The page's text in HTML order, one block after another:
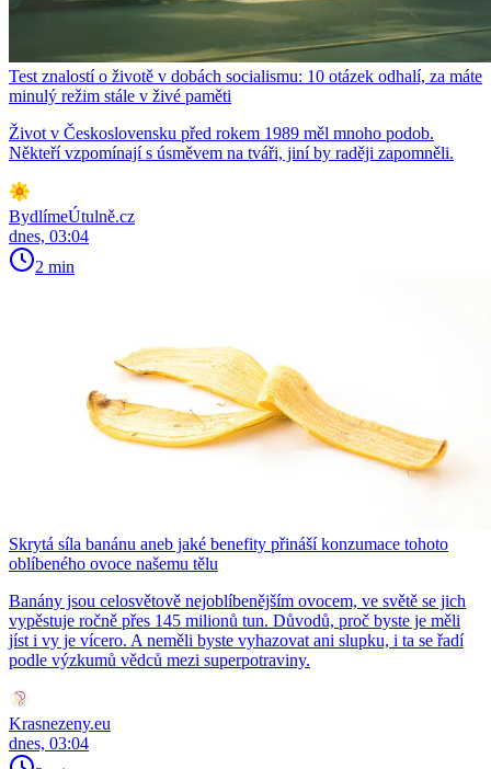
Test znalostí o životě v dobách socialismu: 10 otázek odhalí, za máte
minulý režim stále v živé paměti
Život v Československu před rokem 1989 měl mnoho podob.
Někteří vzpomínají s úsměvem na tváři, jiní by raději zapomněli.
BydlímeÚtulně.cz
dnes, 03:04
2 min
Skrytá síla banánu aneb jaké benefity přináší konzumace tohoto
oblíbeného ovoce našemu tělu
Banány jsou celosvětově nejoblíbenějším ovocem, ve světě se jich
vypěstuje ročně přes 145 milionů tun. Důvodů, proč byste je měli
jíst i vy je vícero. A neměli byste vyhazovat ani slupku, i ta se řadí
podle výzkumů vědců mezi superpotraviny.
Krasnezeny.eu
dnes, 03:04